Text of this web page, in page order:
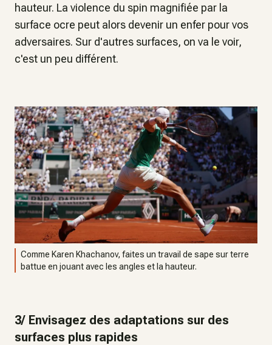
hauteur. La violence du spin magnifiée par la
surface ocre peut alors devenir un enfer pour vos
adversaires. Sur d'autres surfaces, on va le voir,
c'est un peu différent.
Comme Karen Khachanov, faites un travail de sape sur terre
battue en jouant avec les angles et la hauteur.
3/ Envisagez des adaptations sur des
surfaces plus rapides